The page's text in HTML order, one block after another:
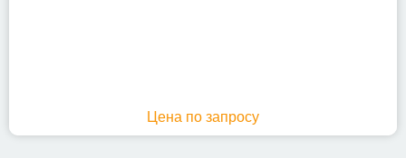
Цена по запросу